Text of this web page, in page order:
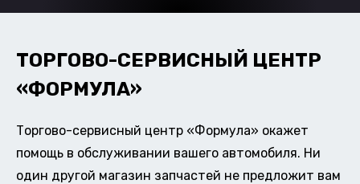
ТОРГОВО-СЕРВИСНЫЙ ЦЕНТР
«ФОРМУЛА»
Торгово-сервисный центр «Формула» окажет
помощь в обслуживании вашего автомобиля. Ни
один другой магазин запчастей не предложит вам